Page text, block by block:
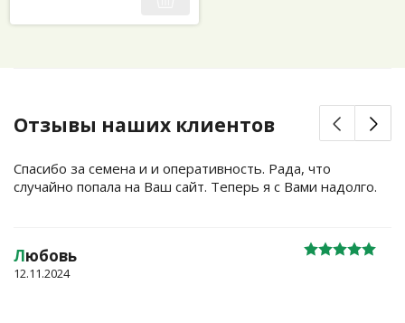
Отзывы наших клиентов
Спасибо за семена и и оперативность. Рада, что
случайно попала на Ваш сайт. Теперь я с Вами надолго.
Любовь
12.11.2024